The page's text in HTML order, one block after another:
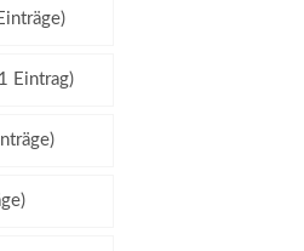
Eintrag)